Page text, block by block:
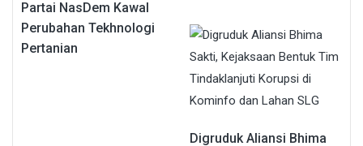
Partai NasDem Kawal
Perubahan Tekhnologi
Pertanian
Digruduk Aliansi Bhima